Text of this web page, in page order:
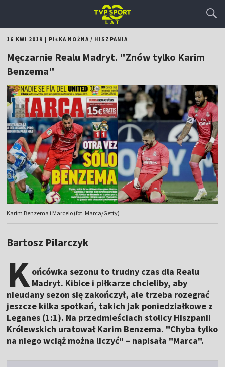
16 KWI 2019 PIŁKA NOŻNA/ HISZPANIA
Męczarnie Realu Madryt. "Znów tylko Karim
Benzema"
Karim Benzema i Marcelo (fot. Marca/Getty)
Bartosz Pilarczyk
Końcówka sezonu to trudny czas dla Realu
Madryt. Kibice i piłkarze chcieliby, aby
nieudany sezon się zakończył, ale trzeba rozegrać
jeszcze kilka spotkań, takich jak poniedziałkowe z
Leganes (1:1). Na przedmieściach stolicy Hiszpanii
Królewskich uratował Karim Benzema. "Chyba tylko
na niego wciąż można liczyć" – napisała "Marca".